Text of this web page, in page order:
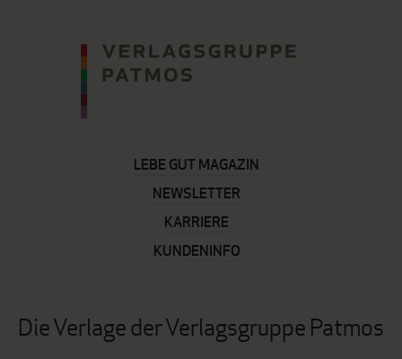
LEBE GUT MAGAZIN
NEWSLETTER
KARRIERE
KUNDENINFO
Die Verlage der Verlagsgruppe Patmos